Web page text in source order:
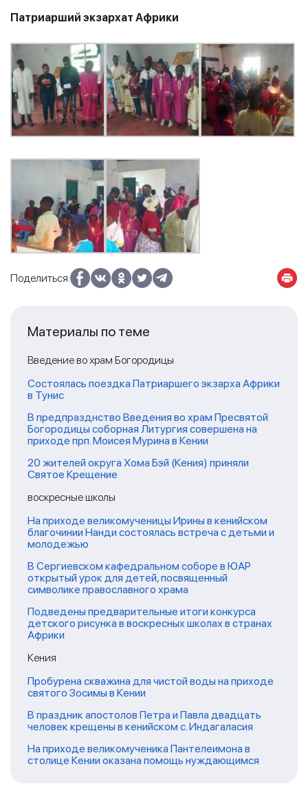
Патриарший экзархат Африки
Поделиться:
Материалы по теме
Введение во храм Богородицы
Состоялась поездка Патриаршего экзарха Африки
в Тунис
В предпразднство Введения во храм Пресвятой
Богородицы соборная Литургия совершена на
приходе прп. Моисея Мурина в Кении
20 жителей округа Хома Бэй (Кения) приняли
Святое Крещение
воскресные школы
На приходе великомученицы Ирины в кенийском
благочинии Нанди состоялась встреча с детьми и
молодежью
В Сергиевском кафедральном соборе в ЮАР
открытый урок для детей, посвященный
символике православного храма
Подведены предварительные итоги конкурса
детского рисунка в воскресных школах в странах
Африки
Кения
Пробурена скважина для чистой воды на приходе
святого Зосимы в Кении
В праздник апостолов Петра и Павла двадцать
человек крещены в кенийском с. Индагаласия
На приходе великомученика Пантелеимона в
столице Кении оказана помощь нуждающимся